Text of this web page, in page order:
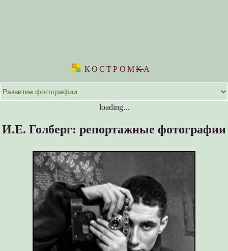
КОСТРОМKА
loading...
И.Е. Голберг: репортажные фотографии